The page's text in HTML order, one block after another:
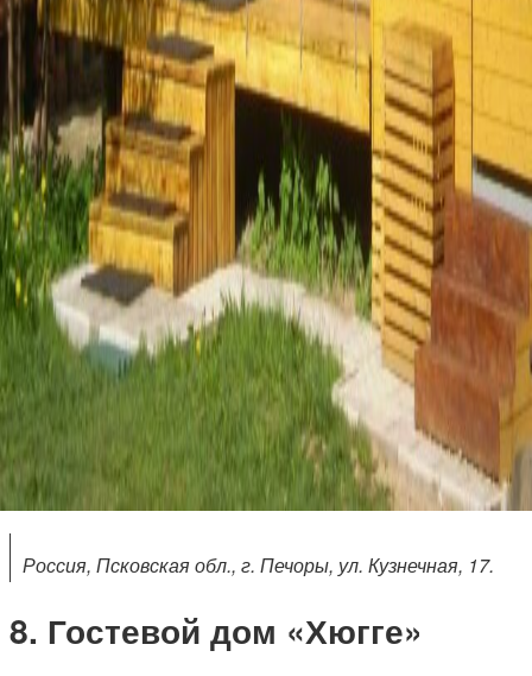
Россия, Псковская обл., г. Печоры, ул. Кузнечная, 17.
Гостевой дом «Хюгге»